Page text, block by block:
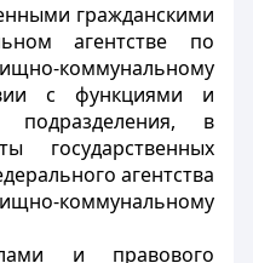
гражданскими
агентстве по
коммунальному
с функциями и
подразделения, в
государственных
агентства
коммунальному
и правового